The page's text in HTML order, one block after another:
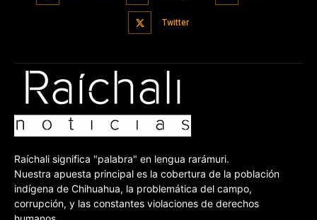
Twitter
Raíchali significa "palabra" en lengua rarámuri.
Nuestra apuesta principal es la cobertura de la población
indígena de Chihuahua, la problemática del campo,
corrupción, y las constantes violaciones de derechos